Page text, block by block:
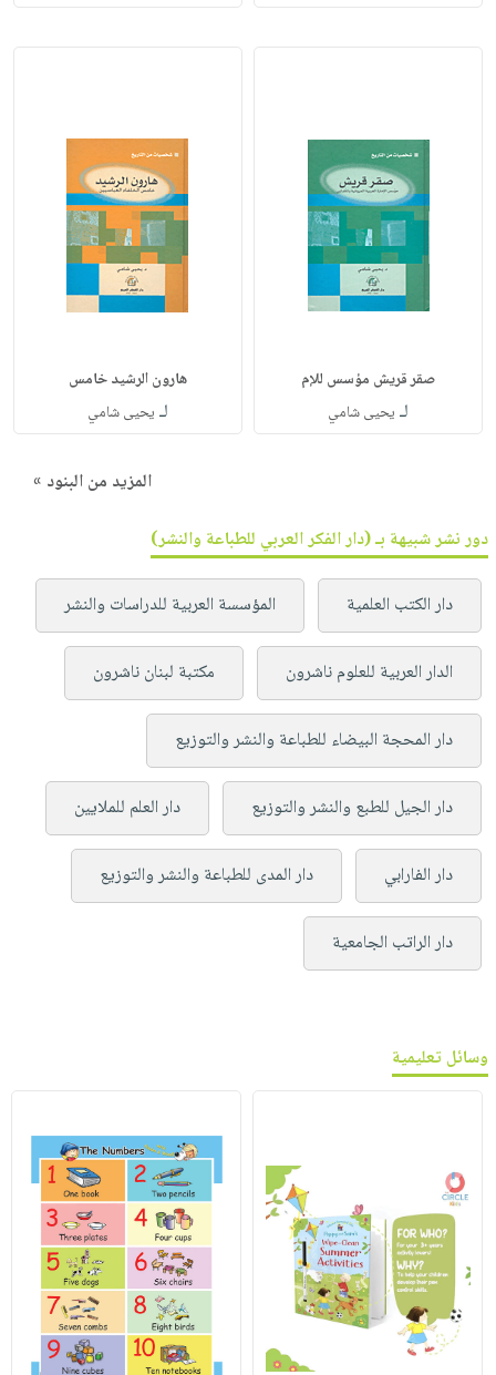
صقر قريش مؤسس للإم
لـ يحيى شامي
هارون الرشيد خامس
لـ يحيى شامي
المزيد من البنود »
دور نشر شبيهة بـ (دار الفكر العربي للطباعة والنشر)
دار الكتب العلمية المؤسسة العربية للدراسات والنشر
الدار العربية للعلوم ناشرون مكتبة لبنان ناشرون
دار المحجة البيضاء للطباعة والنشر والتوزيع
دار الجيل للطبع والنشر والتوزيع دار العلم للملايين
دار الفارابي دار المدى للطباعة والنشر والتوزيع
دار الراتب الجامعية
وسائل تعليمية